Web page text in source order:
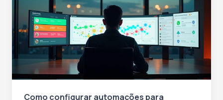
Como configurar automações para